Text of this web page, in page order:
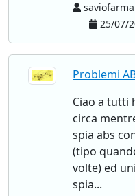
saviofarma
25/07/
Problemi
Ciao a tutti
circa
spia abs
(tipo
volte) ed
spia...